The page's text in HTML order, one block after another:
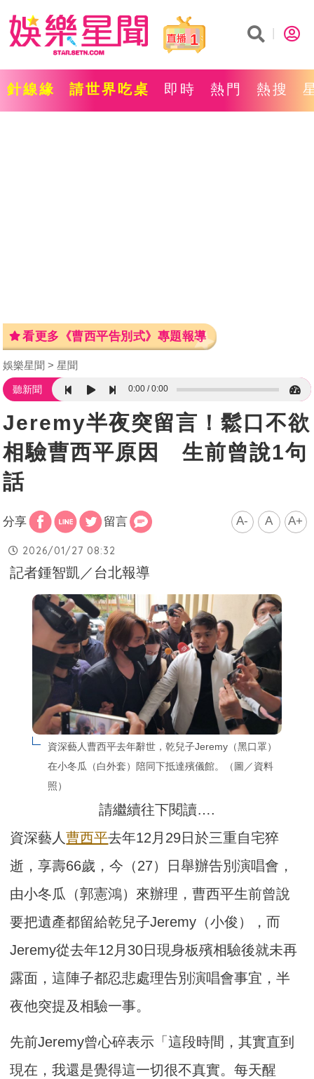
1
針線緣 請世界吃桌 即時 熱門 熱搜
看更多《曹西平告別式》專題報導
娛樂星聞 星聞
聽新聞 0:00 0:00
Jeremy半夜突留言！鬆口不欲
相驗曹西平原因 生前曾說1句
話
分享 留言 A- A A+
2026/01/27 08:32
記者鍾智凱／台北報導
資深藝人曹西平去年辭世，乾兒子Jeremy（黑口罩）
在小冬瓜（白外套）陪同下抵達殯儀館。（圖／資料
照）
請繼續往下閱讀….
資深藝人曹西平去年12月29日於三重自宅猝
逝，享壽66歲，今（27）日舉辦告別演唱會，
由小冬瓜（郭憲鴻）來辦理，曹西平生前曾說
要把遺產都留給乾兒子Jeremy（小俊），而
Jeremy從去年12月30日現身板殯相驗後就未再
露面，這陣子都忍悲處理告別演唱會事宜，半
夜他突提及相驗一事。
先前Jeremy曾心碎表示「這段時間，其實直到
現在，我還是覺得這一切很不真實。每天醒